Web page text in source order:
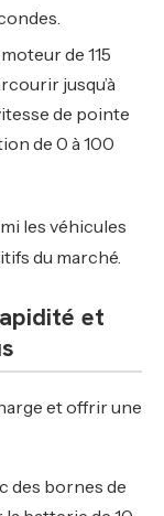
de 115
jusqu’à
de pointe
de 0 à 100
les véhicules
du marché.
et
et offrir une
des bornes de